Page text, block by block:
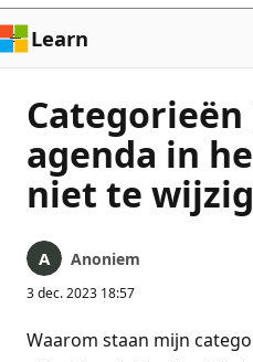
Learn
agenda in
niet te
Anoniem
3 dec. 2023 18:57
Waarom staan mijn